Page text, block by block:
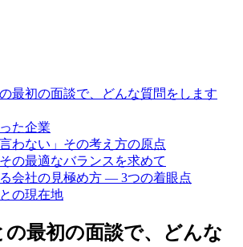
の最初の面談で、どんな質問をします
た企業
わない」その考え方の原点
の最適なバランスを求めて
会社の見極め方 ― 3つの着眼点
の現在地
の最初の面談で、どんな